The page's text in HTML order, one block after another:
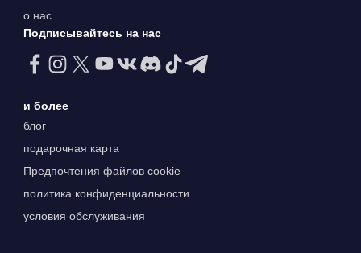
о нас
Подписывайтесь на нас
и более
блог
подарочная карта
Предпочтения файлов cookie
политика конфиденциальности
условия обслуживания